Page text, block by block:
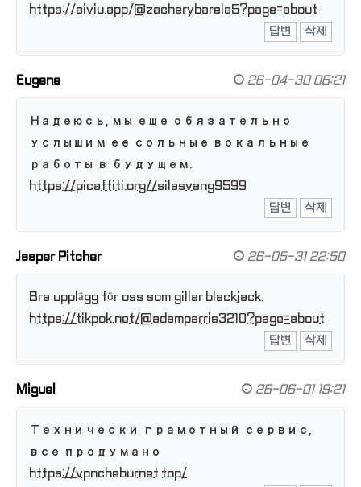
https://aiviu.app/@zacherybarela5?page=about
답변
삭제
Eugene 26-04-30 06:21
Надеюсь, мы еще обязательно
услышим ее сольные вокальные
работы в будущем.
https://picaffiti.org//silasvang9599
답변
삭제
Jasper Pitcher 26-05-31 22:50
Bra upplägg för oss som gillar blackjack.
https://tikpok.net/@adamparris3210?page=about
답변
삭제
Miguel 26-06-01 19:21
Технически грамотный сервис,
все продумано
https://vpncheburnet.top/